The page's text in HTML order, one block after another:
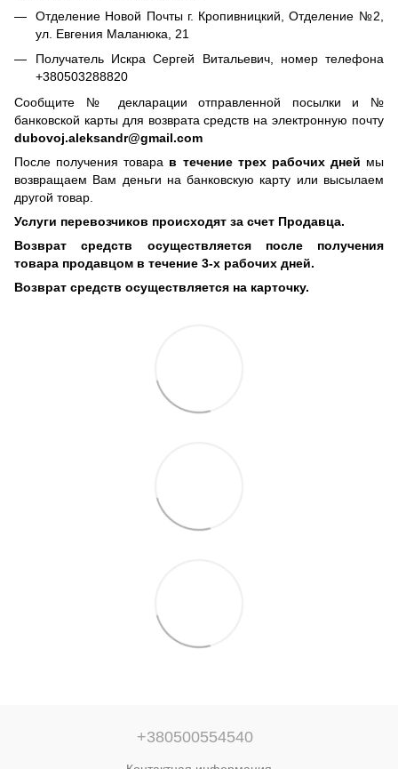
Отделение Новой Почты г. Кропивницкий, Отделение №2,
ул. Евгения Маланюка, 21
Получатель Искра Сергей Витальевич, номер телефона
+380503288820
Сообщите № декларации отправленной посылки и №
банковской карты для возврата средств на электронную почту
dubovoj.aleksandr@gmail.com
После получения товара в течение трех рабочих дней мы
возвращаем Вам деньги на банковскую карту или высылаем
другой товар.
Услуги перевозчиков происходят за счет Продавца.
Возврат средств осуществляется после получения
товара продавцом в течение 3-х рабочих дней.
Возврат средств осуществляется на карточку.
+380500554540